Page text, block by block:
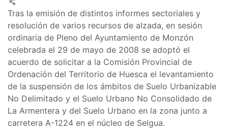
Tras la emisión de distintos informes sectoriales y
resolución de varios recursos de alzada, en sesión
ordinaria de Pleno del Ayuntamiento de Monzón
celebrada el 29 de mayo de 2008 se adoptó el
acuerdo de solicitar a la Comisión Provincial de
Ordenación del Territorio de Huesca el levantamiento
de la suspensión de los ámbitos de Suelo Urbanizable
No Delimitado y el Suelo Urbano No Consolidado de
La Armentera y del Suelo Urbano en la zona junto a
carretera A-1224 en el núcleo de Selgua.